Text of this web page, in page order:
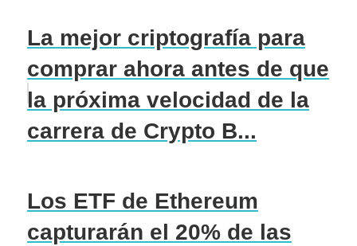
La mejor criptografía para
comprar ahora antes de que
la próxima velocidad de la
carrera de Crypto B...
Los ETF de Ethereum
capturarán el 20% de las